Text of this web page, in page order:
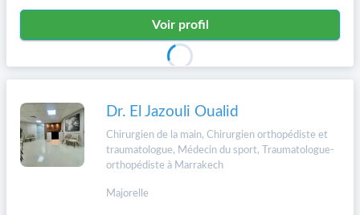
Voir profil
Dr. El Jazouli Oualid
Chirurgien de la main, Chirurgien orthopédiste et
traumatologue, Médecin du sport, Traumatologue-
orthopédiste à Marrakech
Majorelle